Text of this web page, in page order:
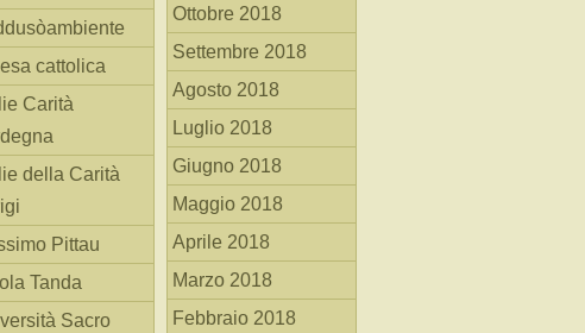
cattolica
Carità
della Carità
Pittau
Tanda
Sacro
Ottobre 2018
Settembre 2018
Agosto 2018
Luglio 2018
Giugno 2018
Maggio 2018
Aprile 2018
Marzo 2018
Febbraio 2018